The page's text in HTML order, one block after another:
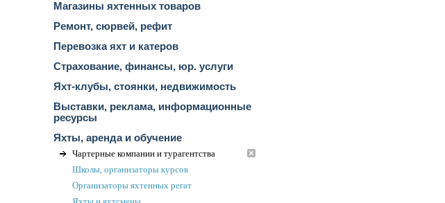
Магазины яхтенных товаров
Ремонт, сюрвей, рефит
Перевозка яхт и катеров
Страхование, финансы, юр. услуги
Яхт-клубы, стоянки, недвижимость
Выставки, реклама, информационные
ресурсы
Яхты, аренда и обучение
Чартерные компании и турагентства
Школы, организаторы курсов
Организаторы яхтенных регат